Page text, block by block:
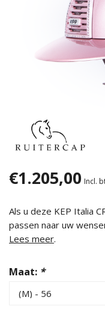
€1.205,00 Incl.
Als u deze KEP Italia
passen naar uw
Lees meer.
Maat: *